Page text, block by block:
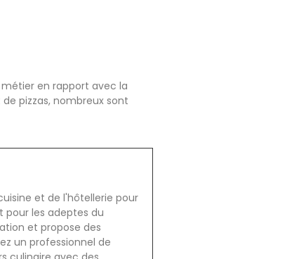
en rapport avec la
pizzas, nombreux sont
et de l'hôtellerie pour
pour les adeptes du
et propose des
un professionnel de